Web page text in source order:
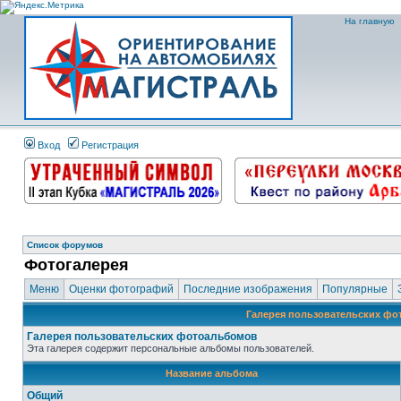
На главную
Вход Регистрация
Список форумов
Фотогалерея
Меню Оценки фотографий Последние изображения Популярные
Галерея пользовательских
Галерея пользовательских фотоальбомов
Эта галерея содержит персональные альбомы пользователей.
Название альбома
Общий